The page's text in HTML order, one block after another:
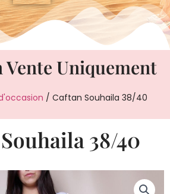
Vente Uniquement
/ Caftan Souhaila 38/40
38/40